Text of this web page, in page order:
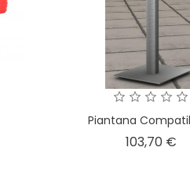
Piantana
103,70 €